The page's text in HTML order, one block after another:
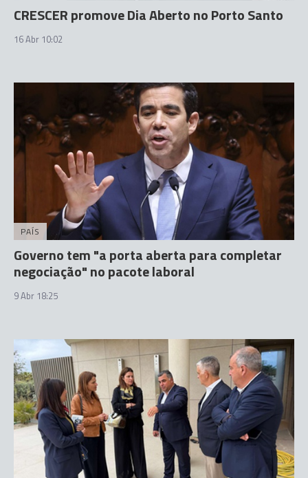
CRESCER promove Dia Aberto no Porto Santo
16 Abr 10:02
PAÍS
Governo tem "a porta aberta para completar
negociação" no pacote laboral
9 Abr 18:25